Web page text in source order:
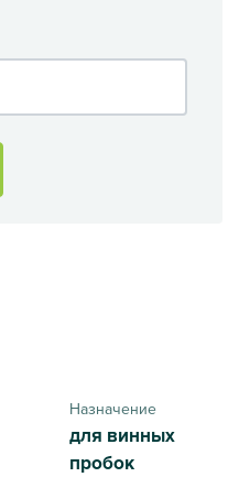
Назначение
для винных
пробок